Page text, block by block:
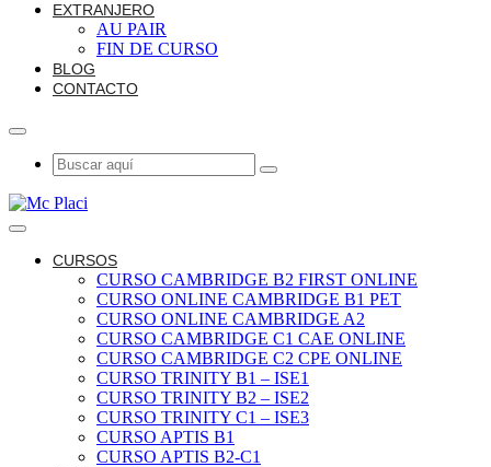
EXTRANJERO
AU PAIR
FIN DE CURSO
BLOG
CONTACTO
CURSOS
CURSO CAMBRIDGE B2 FIRST ONLINE
CURSO ONLINE CAMBRIDGE B1 PET
CURSO ONLINE CAMBRIDGE A2
CURSO CAMBRIDGE C1 CAE ONLINE
CURSO CAMBRIDGE C2 CPE ONLINE
CURSO TRINITY B1 – ISE1
CURSO TRINITY B2 – ISE2
CURSO TRINITY C1 – ISE3
CURSO APTIS B1
CURSO APTIS B2-C1